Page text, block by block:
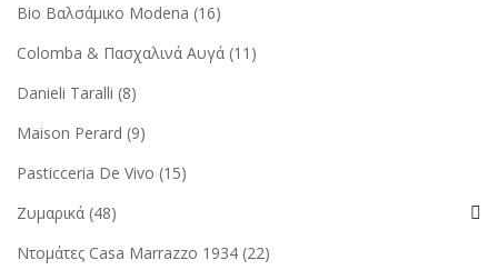
Bio Βαλσάμικο Modena (16)
Colomba & Πασχαλινά Αυγά (11)
Danieli Taralli (8)
Maison Perard (9)
Pasticceria De Vivo (15)
Ζυμαρικά (48)
Ντομάτες Casa Marrazzo 1934 (22)